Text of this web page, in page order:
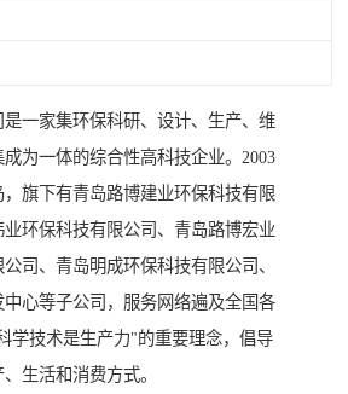
一家集环保科研、设计、生产、维
为一体的综合性高科技企业。2003
旗下有青岛路博建业环保科技有限
环保科技有限公司、青岛路博宏业
司、青岛明成环保科技有限公司、
心等子公司，服务网络遍及全国各
学技术是生产力"的重要理念，倡导
生活和消费方式。